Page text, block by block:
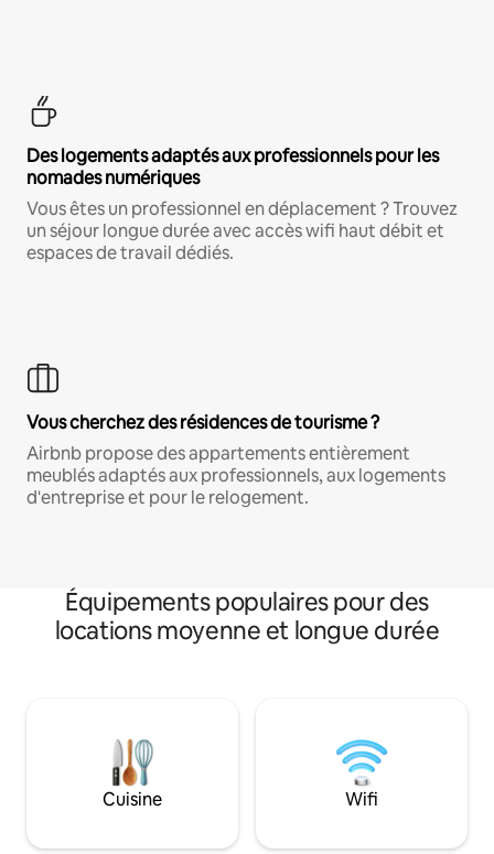
Des logements adaptés aux professionnels pour les
nomades numériques
Vous êtes un professionnel en déplacement ? Trouvez
un séjour longue durée avec accès wifi haut débit et
espaces de travail dédiés.
Vous cherchez des résidences de tourisme ?
Airbnb propose des appartements entièrement
meublés adaptés aux professionnels, aux logements
d'entreprise et pour le relogement.
Équipements populaires pour des
locations moyenne et longue durée
Cuisine Wifi